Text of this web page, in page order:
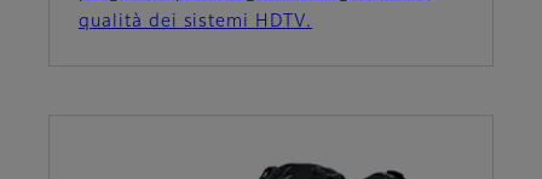
qualità dei sistemi HDTV.